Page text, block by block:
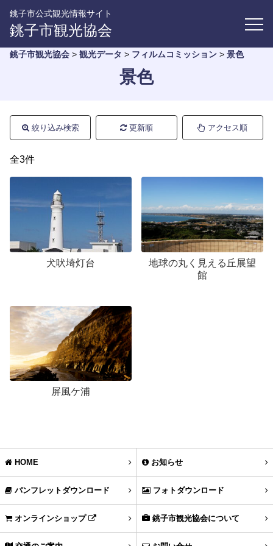
銚子市公式観光情報サイト
銚子市観光協会
銚子市観光協会 > 観光データ > フィルムコミッション > 景色
景色
絞り込み検索 更新順 アクセス順
全3件
犬吠埼灯台
地球の丸く見える丘展望
館
屏風ケ浦
HOME お知らせ
パンフレットダウンロード フォトダウンロード
オンラインショップ 銚子市観光協会について